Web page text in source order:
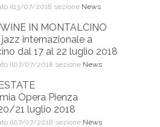
il13/07/2018 sezione News
IN MONTALCINO
internazionale a
dal 17 al 22 luglio 2018
il07/07/2018 sezione News
Opera Pienza
21 luglio 2018
il07/07/2018 sezione News